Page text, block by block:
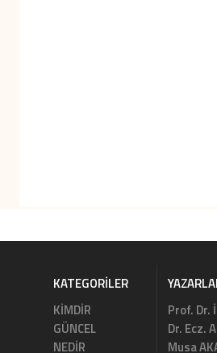
KATEGORILER
KİMDİR
GÜNCEL
NEDİR
Prof. Dr.
Dr. Ecz.
Musa